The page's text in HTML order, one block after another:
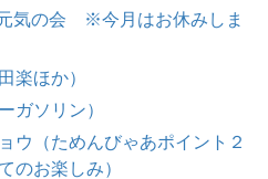
気の会 ※今月はお休みしま
楽ほか）
ガソリン）
ウ（ためんびゃあポイント２
のお楽しみ）